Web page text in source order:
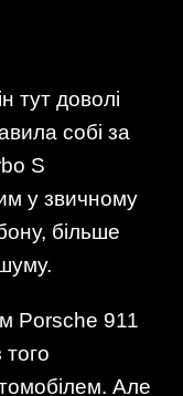
тут доволі
собі за
S
у звичному
більше
Porsche 911
того
Але